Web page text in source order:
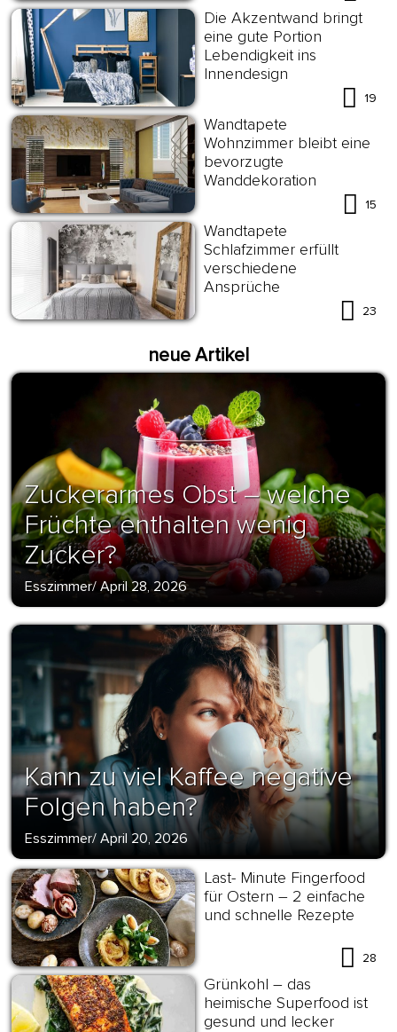
Die Akzentwand bringt
eine gute Portion
Lebendigkeit ins
Innendesign
19
Wandtapete
Wohnzimmer bleibt eine
bevorzugte
Wanddekoration
15
Wandtapete
Schlafzimmer erfüllt
verschiedene
Ansprüche
23
neue Artikel
Zuckerarmes Obst – welche
Früchte enthalten wenig
Zucker?
Esszimmer/April 28, 2026
Kann zu viel Kaffee negative
Folgen haben?
Esszimmer/ April 20, 2026
Last- Minute Fingerfood
für Ostern – 2 einfache
und schnelle Rezepte
28
Grünkohl – das
heimische Superfood ist
gesund und lecker